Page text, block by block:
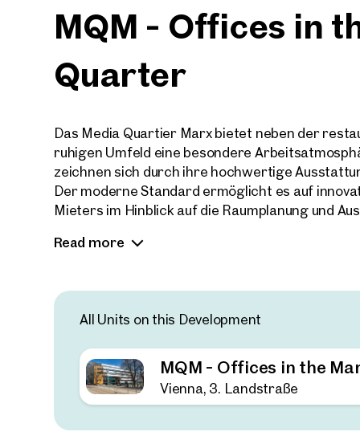
MQM - Offices in
Quarter
Das Media Quartier Marx bietet neben der
ruhigen Umfeld eine besondere
zeichnen sich durch ihre hochwertige
Der moderne Standard ermöglicht es auf
Mieters im Hinblick auf die Raumplanung und
bunter und dynamischer Ort mit einer rasanten
Medienunternehmen zeichnen den Standort aus.
Verfügbare Flächen:
Büroflächen ab ca. 350 m² - ca. 6.200 m²
Read more
All Units on this Development
MQM - Offices in the
Vienna, 3. Landstraße